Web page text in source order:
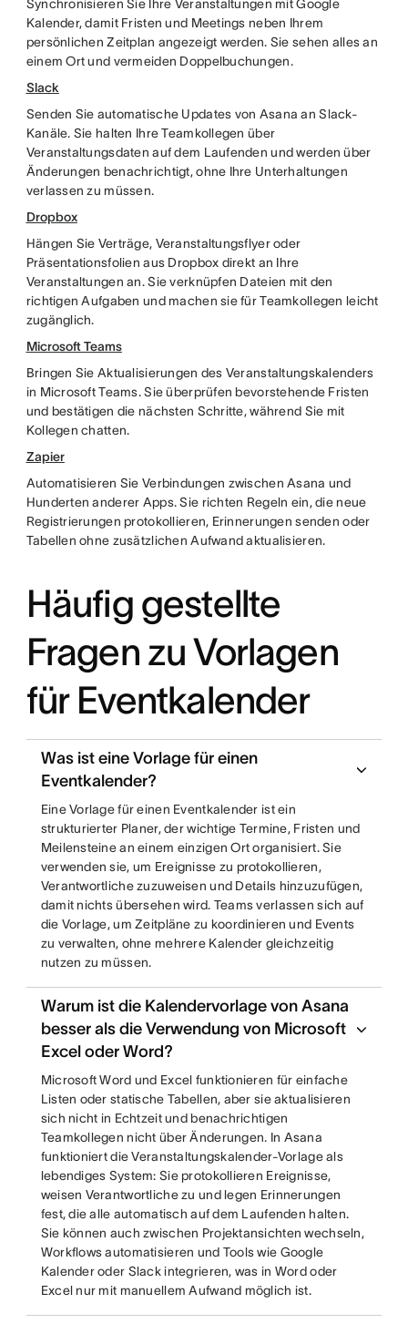
Synchronisieren Sie Ihre Veranstaltungen mit Google
Kalender, damit Fristen und Meetings neben Ihrem
persönlichen Zeitplan angezeigt werden. Sie sehen alles an
einem Ort und vermeiden Doppelbuchungen.
Slack
Senden Sie automatische Updates von Asana an Slack-
Kanäle. Sie halten Ihre Teamkollegen über
Veranstaltungsdaten auf dem Laufenden und werden über
Änderungen benachrichtigt, ohne Ihre Unterhaltungen
verlassen zu müssen.
Dropbox
Hängen Sie Verträge, Veranstaltungsflyer oder
Präsentationsfolien aus Dropbox direkt an Ihre
Veranstaltungen an. Sie verknüpfen Dateien mit den
richtigen Aufgaben und machen sie für Teamkollegen leicht
zugänglich.
Microsoft Teams
Bringen Sie Aktualisierungen des Veranstaltungskalenders
in Microsoft Teams. Sie überprüfen bevorstehende Fristen
und bestätigen die nächsten Schritte, während Sie mit
Kollegen chatten.
Zapier
Automatisieren Sie Verbindungen zwischen Asana und
Hunderten anderer Apps. Sie richten Regeln ein, die neue
Registrierungen protokollieren, Erinnerungen senden oder
Tabellen ohne zusätzlichen Aufwand aktualisieren.
Häufig gestellte
Fragen zu Vorlagen
für Eventkalender
Was ist eine Vorlage für einen
Eventkalender?
Eine Vorlage für einen Eventkalender ist ein
strukturierter Planer, der wichtige Termine, Fristen und
Meilensteine an einem einzigen Ort organisiert. Sie
verwenden sie, um Ereignisse zu protokollieren,
Verantwortliche zuzuweisen und Details hinzuzufügen,
damit nichts übersehen wird. Teams verlassen sich auf
die Vorlage, um Zeitpläne zu koordinieren und Events
zu verwalten, ohne mehrere Kalender gleichzeitig
nutzen zu müssen.
Warum ist die Kalendervorlage von Asana
besser als die Verwendung von Microsoft
Excel oder Word?
Microsoft Word und Excel funktionieren für einfache
Listen oder statische Tabellen, aber sie aktualisieren
sich nicht in Echtzeit und benachrichtigen
Teamkollegen nicht über Änderungen. In Asana
funktioniert die Veranstaltungskalender-Vorlage als
lebendiges System: Sie protokollieren Ereignisse,
weisen Verantwortliche zu und legen Erinnerungen
fest, die alle automatisch auf dem Laufenden halten.
Sie können auch zwischen Projektansichten wechseln,
Workflows automatisieren und Tools wie Google
Kalender oder Slack integrieren, was in Word oder
Excel nur mit manuellem Aufwand möglich ist.